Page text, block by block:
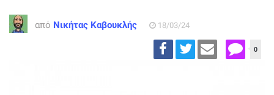
από Νικήτας Καβουκλής 18/03/24
0